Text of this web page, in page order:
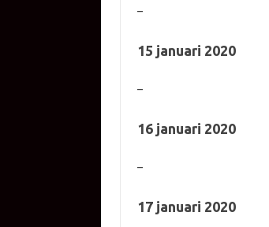
–
15 januari 2020
–
16 januari 2020
–
17 januari 2020